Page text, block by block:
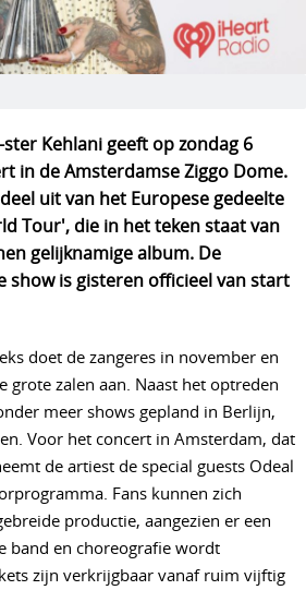
Kehlani geeft op zondag 6
in de Amsterdamse Ziggo Dome.
uit van het Europese gedeelte
Tour', die in het teken staat van
gelijknamige album. De
show is gisteren officieel van start
doet de zangeres in november en
grote zalen aan. Naast het optreden
meer shows gepland in Berlijn,
Voor het concert in Amsterdam, dat
de artiest de special guests Odeal
Fans kunnen zich
productie, aangezien er een
band en choreografie wordt
zijn verkrijgbaar vanaf ruim vijftig